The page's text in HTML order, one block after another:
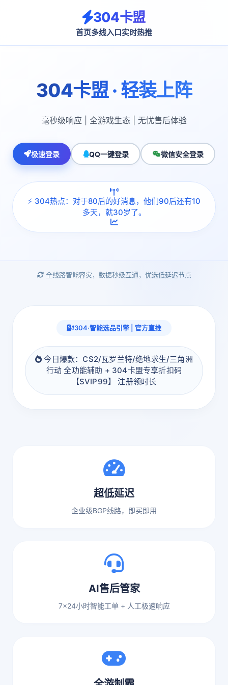
304卡盟
首页多线入口实时热推
304卡盟 · 轻装上阵
毫秒级响应 | 全游戏生态 | 无忧售后体验
极速登录 QQ一键登录 微信安全登录
⚡ 304热点：对于80后的好消息，他们90后还有10
多天，就30岁了。
全线路智能容灾，数据秒级互通，优选低延迟节点
304·智能选品引擎 | 官方直推
今日爆款：CS2/瓦罗兰特/绝地求生/三角洲
行动 全功能辅助 + 304卡盟专享折扣码
【SVIP99】 注册领时长
超低延迟
企业级BGP线路，即买即用
AI售后管家
7x24小时智能工单 + 人工极速响应